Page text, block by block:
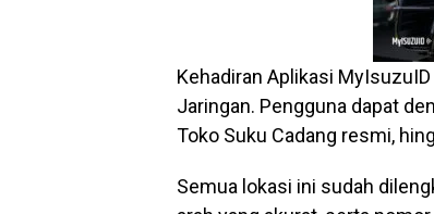
Kehadiran Aplikasi
Jaringan. Pengguna dapat
Toko Suku Cadang resmi,
Semua lokasi ini sudah